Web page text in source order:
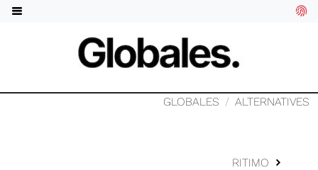
GLOBALES ALTERNATIVES
RITIMO